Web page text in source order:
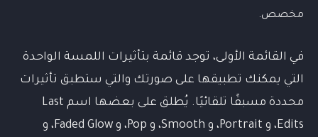
مخصص.
في القائمة الأولى، توجد قائمة بتأثيرات اللمسة الواحدة
التي يمكنك تطبيقها على صورتك والتي ستطبق تأثيرات
محددة مسبقًا تلقائيًا. يُطلق على بعضها اسم Last
Edits، و Portrait، و Smooth، و Pop، و Faded Glow، و